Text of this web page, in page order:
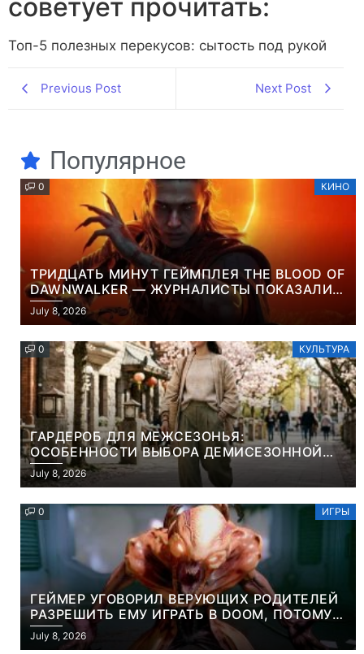
советует прочитать:
Топ-5 полезных перекусов: сытость под рукой
Previous Post Next Post
Популярное
0 КИНО
ТРИДЦАТЬ МИНУТ ГЕЙМПЛЕЯ THE BLOOD OF
DAWNWALKER — ЖУРНАЛИСТЫ ПОКАЗАЛИ
НАЧАЛО НОВОЙ ИГРЫ ОТ ВЕТЕРАНОВ CD
PROJEKT RED
July 8, 2026
0 КУЛЬТУРА
ГАРДЕРОБ ДЛЯ МЕЖСЕЗОНЬЯ:
ОСОБЕННОСТИ ВЫБОРА ДЕМИСЕЗОННОЙ
ПАРКИ И ЭЛЕГАНТНОГО ЖЕНСКОГО ПЛАЩА
July 8, 2026
0 ИГРЫ
ГЕЙМЕР УГОВОРИЛ ВЕРУЮЩИХ РОДИТЕЛЕЙ
РАЗРЕШИТЬ ЕМУ ИГРАТЬ В DOOM, ПОТОМУ
ЧТО ЭТО ХРИСТИАНСКАЯ ИГРА ПРО
УБИЙСТВО ДЕМОНОВ
July 8, 2026